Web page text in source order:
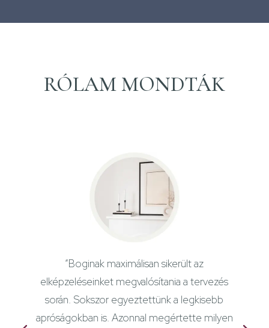
RÓLAM MONDTÁK
“Boginak maximálisan sikerült az
elképzeléseinket megvalósítania a tervezés
során. Sokszor egyeztettünk a legkisebb
apróságokban is. Azonnal megértette milyen